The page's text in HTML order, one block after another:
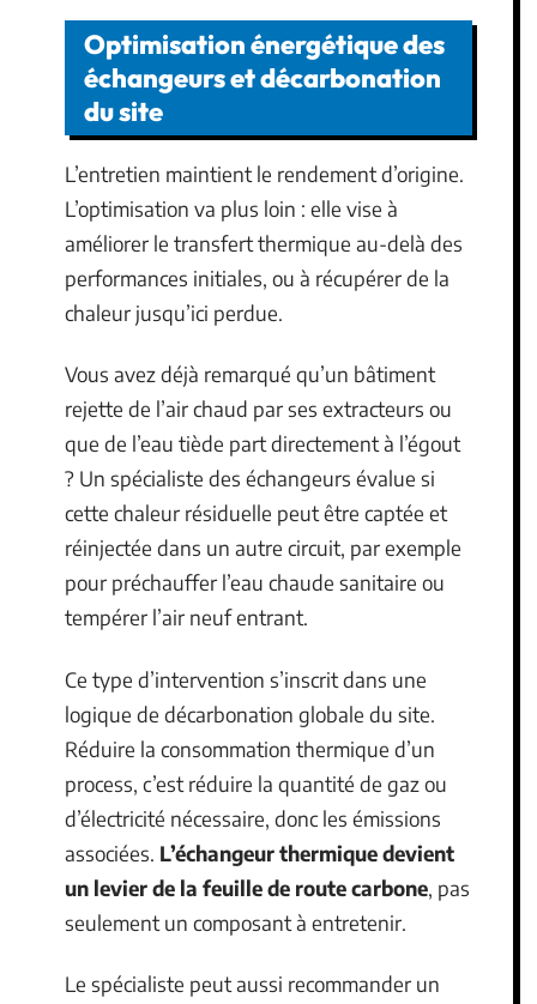
Optimisation énergétique des
échangeurs et décarbonation
du site
L’entretien maintient le rendement d’origine.
L’optimisation va plus loin : elle vise à
améliorer le transfert thermique au-delà des
performances initiales, ou à récupérer de la
chaleur jusqu’ici perdue.
Vous avez déjà remarqué qu’un bâtiment
rejette de l’air chaud par ses extracteurs ou
que de l’eau tiède part directement à l’égout
? Un spécialiste des échangeurs évalue si
cette chaleur résiduelle peut être captée et
réinjectée dans un autre circuit, par exemple
pour préchauffer l’eau chaude sanitaire ou
tempérer l’air neuf entrant.
Ce type d’intervention s’inscrit dans une
logique de décarbonation globale du site.
Réduire la consommation thermique d’un
process, c’est réduire la quantité de gaz ou
d’électricité nécessaire, donc les émissions
associées. L’échangeur thermique devient
un levier de la feuille de route carbone, pas
seulement un composant à entretenir.
Le spécialiste peut aussi recommander un